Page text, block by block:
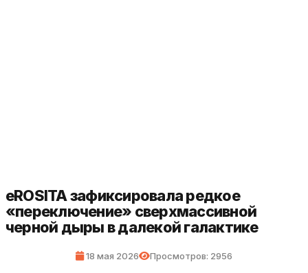
eROSITA зафиксировала редкое
«переключение» сверхмассивной
черной дыры в далекой галактике
18 мая 2026 Просмотров: 2956